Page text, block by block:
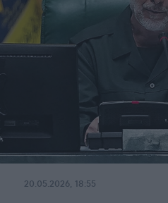
20.05.2026, 18:55